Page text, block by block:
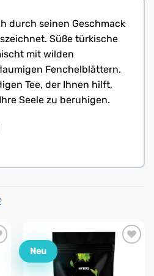
durch seinen Geschmack
Süße türkische
mit wilden
Fenchelblättern.
Tee, der Ihnen hilft,
Seele zu beruhigen.
Neu